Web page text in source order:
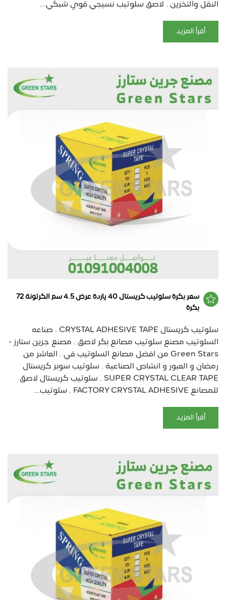
النقل والتخزين . لاصق سلوتيب نسيجي قوي شبكي...
أقرأ المزيد
سعر بكرة سلوتيب كريستال 40 ياردة عرض 4.5 سم الكرتونة 72
بكرة
سلوتيب كريستال CRYSTAL ADHESIVE TAPE . صناعه
السلوتيب مصنع سلوتيب مصانع بكر لاصق . مصنع جرين ستارز -
Green Stars من افضل مصانع السلوتيب في . العاشر من
رمضان و العبور و انشاص الصناعية . سلوتيب سوبر كريستال
SUPER CRYSTAL CLEAR TAPE . سلوتيب كريستال لاصق
للمصانع FACTORY CRYSTAL ADHESIVE . سلوتيب...
أقرأ المزيد